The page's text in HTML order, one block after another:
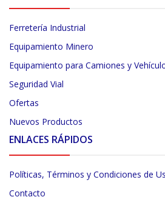
Ferretería Industrial
Equipamiento Minero
Equipamiento para Camiones y
Seguridad Vial
Ofertas
Nuevos Productos
ENLACES RÁPIDOS
Políticas, Términos y Condiciones de
Contacto